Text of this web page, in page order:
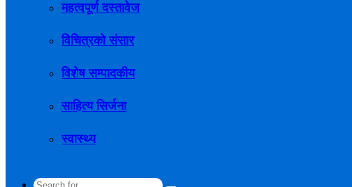
महत्वपूर्ण दस्तावेज
विचित्रको संसार
विशेष सम्पादकीय
साहित्य सिर्जना
स्वास्थ्य